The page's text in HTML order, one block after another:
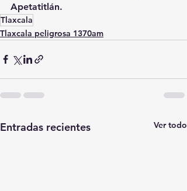
Apetatitlán.
Tlaxcala
Tlaxcala peligrosa 1370am
Entradas recientes Ver todo